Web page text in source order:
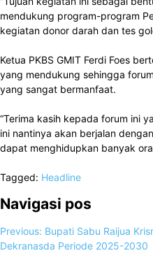
mendukung program-program
kegiatan donor darah dan tes
Ketua PKBS GMIT Ferdi Foes
yang mendukung sehingga
yang sangat bermanfaat.
“Terima kasih kepada forum ini
ini nantinya akan berjalan
dapat menghidupkan banyak
Tagged: Headline
Navigasi pos
Previous: Bupati Sabu Raijua
Dekranasda Periode 2025-2030